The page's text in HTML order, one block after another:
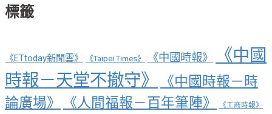
標籤
《ETtoday新聞雲》 《Taipei Times》 《中國時報》
《中國
時報－天堂不撤守》
《中國時報－時
論廣場》
《人間福報－百年筆陣》 《工商時報》